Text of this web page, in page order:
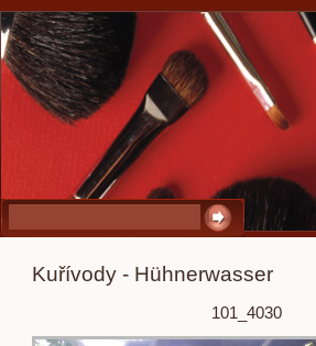
Kuřívody - Hühnerwasser
101_4030